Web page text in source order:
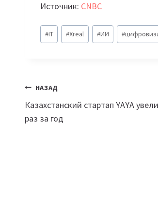
Источник: CNBC
Метки
записи:
#IT #Xreal #ИИ #
Навигация
по
НАЗАД
Казахстанский стартап YAYA
раз за год